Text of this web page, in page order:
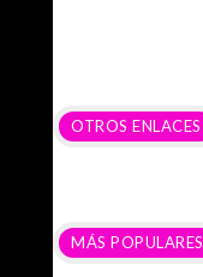
OTROS ENLACES
MÁS POPULARES